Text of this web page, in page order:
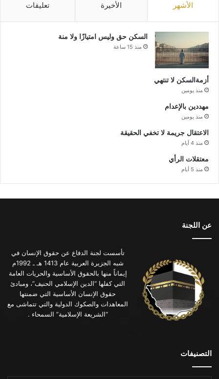
الأشهر الأخيرة تعليقات
السكن حق وليس امتيازًا ولا منة
منذ 15 ساعة
أزمةالسكن لا تنتهي
منذ يومين
مهددين بالإعدام
منذ يومين
الاعتقال جريمة لا تخفي الحقيقة
منذ 4 أيام
معتقلات الرأي
منذ 5 أيام
عن اللجنة
تأسست لجنة الدفاع عن حقوق الإنسان في
شبه الجزيرة العربية عام 1413 هـ ـ 1992م
إيماناً منها بالحقوق الأساسية والحريات العامة
التي كفلها “الدين الإسلامي الحنيف”، ومبادئ
حقوق الإنسان الأساسية التي ضمنتها
المعاهدات والصكوك الدولية والتي تتماشى مع
“الشريعة الإسلامية” السمحاء .
التصنيفات